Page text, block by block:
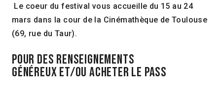
Le coeur du festival vous accueille du 15 au 24
mars dans la cour de la Cinémathèque de Toulouse
(69, rue du Taur).
POUR DES RENSEIGNEMENTS
GÉNÉREUX ET/OU ACHETER LE PASS